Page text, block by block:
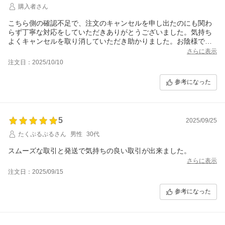
購入者さん
こちら側の確認不足で、注文のキャンセルを申し出たのにも関わ
らず丁寧な対応をしていただきありがとうございました。気持ち
よくキャンセルを取り消していただき助かりました。お陰様で商
さらに表示
注文日：2025/10/10
参考になった
5
2025/09/25
たくぷるぷるさん
男性 30代
スムーズな取引と発送で気持ちの良い取引が出来ました。
さらに表示
注文日：2025/09/15
参考になった